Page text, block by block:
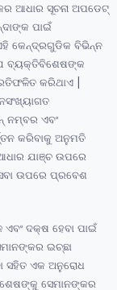
ଆଧାର ସୂଚନା ଅପଡେଟ୍
ପାଇଁ
କେନ୍ଦ୍ରଗୁଡିକ ବିଭିନ୍ନ
ବ୍ୟକ୍ତିବିଶେଷଙ୍କ
କରିଥାଏ |
ନମ୍ବର ଏବଂ
କରିବାକୁ ଅନୁମତି
ଯାଞ୍ଚ ଉପରେ
ଉପରେ ପ୍ରବେଶ
ଦକ୍ଷ ହେବା ପାଇଁ
ଇଚ୍ଛା
ସହିତ ଏକ ଅନୁରୋଧ
ସେମାନଙ୍କର